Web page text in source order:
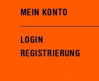
MEIN KONTO
LOGIN
REGISTRIERUNG